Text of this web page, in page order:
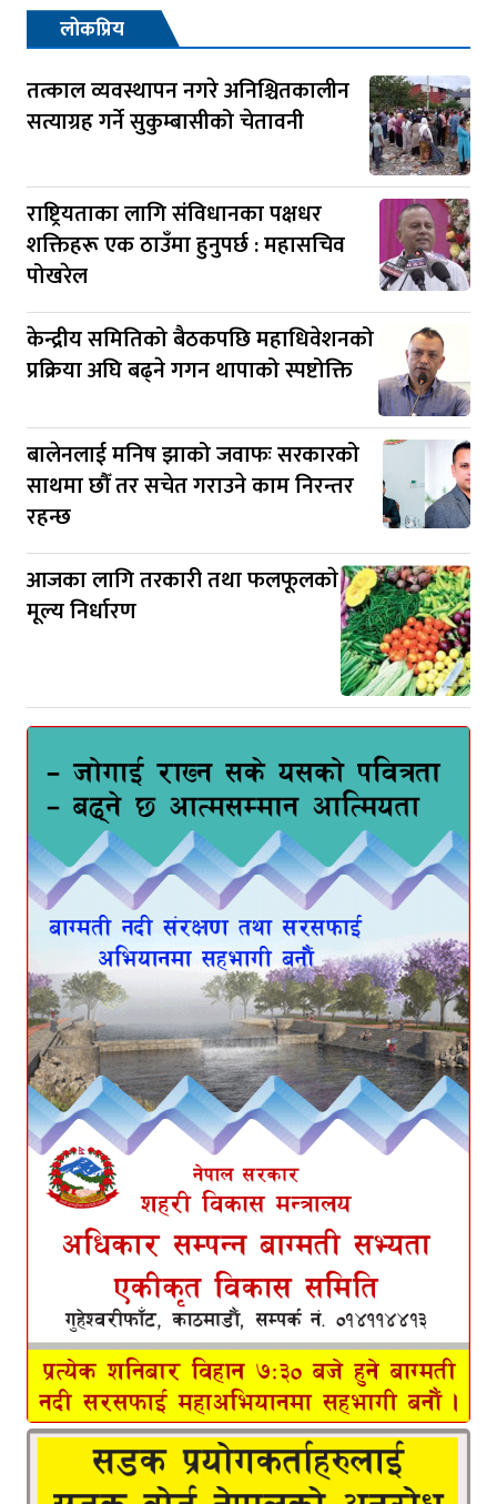
लोकप्रिय
तत्काल व्यवस्थापन नगरे अनिश्चितकालीन
सत्याग्रह गर्ने सुकुम्बासीको चेतावनी
राष्ट्रियताका लागि संविधानका पक्षधर
शक्तिहरू एक ठाउँमा हुनुपर्छ : महासचिव
पोखरेल
केन्द्रीय समितिको बैठकपछि महाधिवेशनको
प्रक्रिया अघि बढ्ने गगन थापाको स्पष्टोक्ति
बालेनलाई मनिष झाको जवाफः सरकारको
साथमा छौँ तर सचेत गराउने काम निरन्तर
रहन्छ
आजका लागि तरकारी तथा फलफूलकाे
मूल्य निर्धारण